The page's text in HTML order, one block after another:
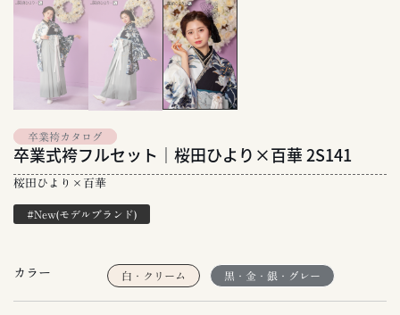
卒業袴カタログ
卒業式袴フルセット｜桜田ひより×百華 2S141
桜田ひより×百華
#New(モデルブランド)
カラー 白・クリーム 黒・金・銀・グレー